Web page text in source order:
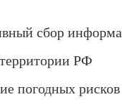
сбор
РФ
погодных рисков